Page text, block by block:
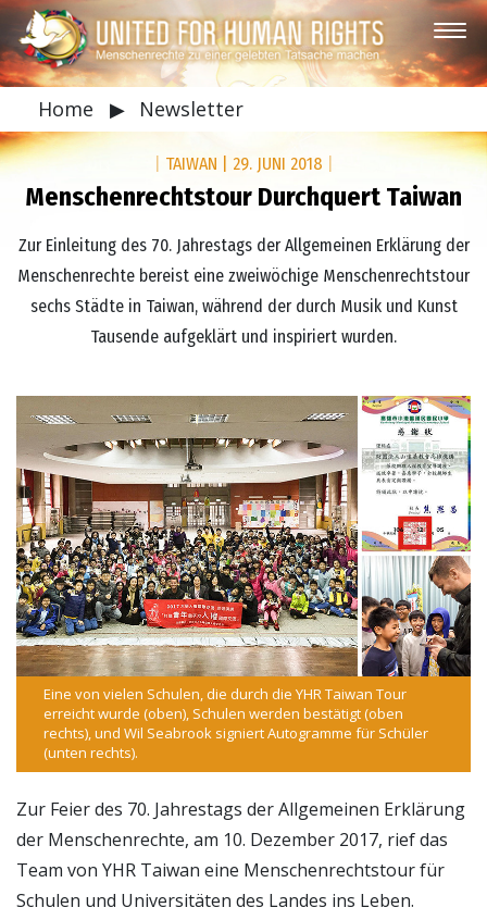
Home ▶ Newsletter
TAIWAN 29. JUNI 2018
Menschenrechtstour Durchquert Taiwan
Zur Einleitung des 70. Jahrestags der Allgemeinen Erklärung der
Menschenrechte bereist eine zweiwöchige Menschenrechtstour
sechs Städte in Taiwan, während der durch Musik und Kunst
Tausende aufgeklärt und inspiriert wurden.
Eine von vielen Schulen, die durch die YHR Taiwan Tour
erreicht wurde (oben), Schulen werden bestätigt (oben
rechts), und Wil Seabrook signiert Autogramme für Schüler
(unten rechts).
Zur Feier des 70. Jahrestags der Allgemeinen Erklärung
der Menschenrechte, am 10. Dezember 2017, rief das
Team von YHR Taiwan eine Menschenrechtstour für
Schulen und Universitäten des Landes ins Leben.